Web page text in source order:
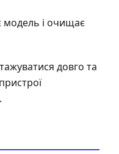
модель і очищає
довго та